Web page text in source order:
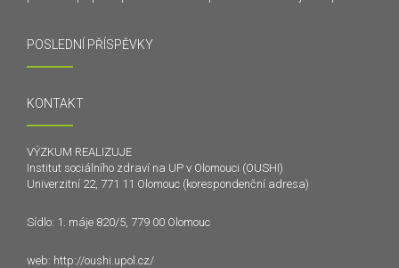
POSLEDNÍ PŘÍSPĚVKY
KONTAKT
VÝZKUM REALIZUJE
Institut sociálního zdraví na UP v Olomouci (OUSHI)
Univerzitní 22, 771 11 Olomouc (korespondenční adresa)
Sídlo: 1. máje 820/5, 779 00 Olomouc
web: http://oushi.upol.cz/